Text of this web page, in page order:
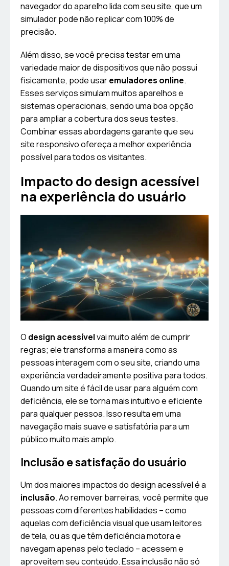
navegador do aparelho lida com seu site, que um
simulador pode não replicar com 100% de
precisão.
Além disso, se você precisa testar em uma
variedade maior de dispositivos que não possui
fisicamente, pode usaremuladores online.
Esses serviços simulam muitos aparelhos e
sistemas operacionais, sendo uma boa opção
para ampliar a cobertura dos seus testes.
Combinar essas abordagens garante que seu
site responsivo ofereça a melhor experiência
possível para todos os visitantes.
Impacto do design acessível
na experiência do usuário
O design acessívelvai muito além de cumprir
regras; ele transforma a maneira como as
pessoas interagem com o seu site, criando uma
experiência verdadeiramente positiva para todos.
Quando um site é fácil de usar para alguém com
deficiência, ele se torna mais intuitivo e eficiente
para qualquer pessoa. Isso resulta em uma
navegação mais suave e satisfatória para um
público muito mais amplo.
Inclusão e satisfação do usuário
Um dos maiores impactos do design acessível é a
inclusão. Ao remover barreiras, você permite que
pessoas com diferentes habilidades – como
aquelas com deficiência visual que usam leitores
de tela, ou as que têm deficiência motora e
navegam apenas pelo teclado – acessem e
aproveitem seu conteúdo. Essa inclusão não só